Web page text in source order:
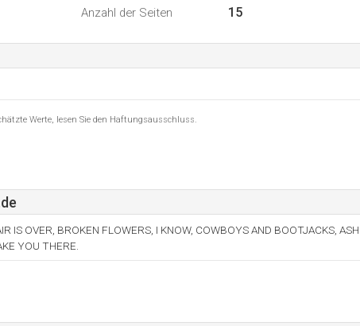
Anzahl der Seiten 15
Werte, lesen Sie den Haftungsausschluss.
IS OVER, BROKEN FLOWERS, I KNOW, COWBOYS AND BOOTJACKS,
YOU THERE.